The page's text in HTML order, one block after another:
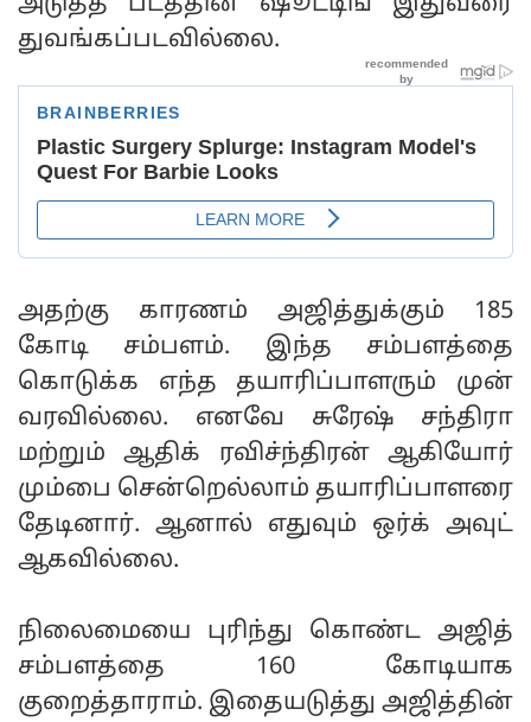
துவங்கப்படவில்லை.
அதற்கு காரணம் அஜித்துக்கும் 185
கோடி சம்பளம். இந்த சம்பளத்தை
கொடுக்க எந்த தயாரிப்பாளரும் முன்
வரவில்லை. எனவே சுரேஷ் சந்திரா
மற்றும் ஆதிக் ரவிச்ந்திரன் ஆகியோர்
மும்பை சென்றெல்லாம் தயாரிப்பாளரை
தேடினார். ஆனால் எதுவும் ஒர்க் அவுட்
ஆகவில்லை.
நிலைமையை புரிந்து கொண்ட அஜித்
சம்பளத்தை 160 கோடியாக
குறைத்தாராம். இதையடுத்து அஜித்தின்